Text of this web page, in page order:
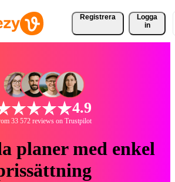
Registrera
Logga
in
4.9
33 572 reviews on Trustpilot
planer med enkel